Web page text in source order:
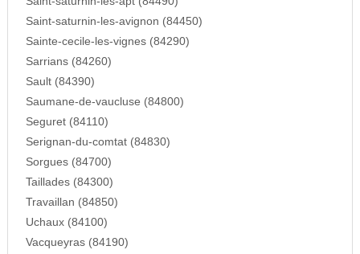
Saint-saturnin-les-avignon (84450)
Sainte-cecile-les-vignes (84290)
Sarrians (84260)
Sault (84390)
Saumane-de-vaucluse (84800)
Seguret (84110)
Serignan-du-comtat (84830)
Sorgues (84700)
Taillades (84300)
Travaillan (84850)
Uchaux (84100)
Vacqueyras (84190)